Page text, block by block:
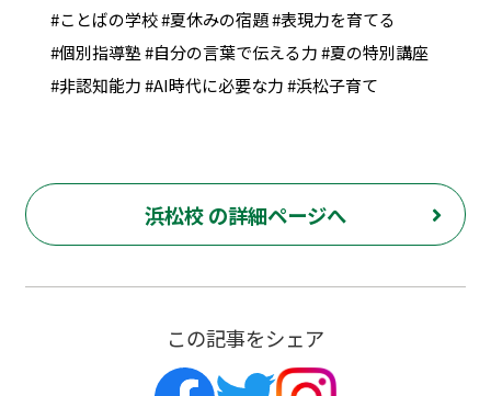
#ことばの学校 #夏休みの宿題 #表現力を育てる
#個別指導塾 #自分の言葉で伝える力 #夏の特別講座
#非認知能力 #AI時代に必要な力 #浜松子育て
浜松校 の詳細ページへ
この記事をシェア